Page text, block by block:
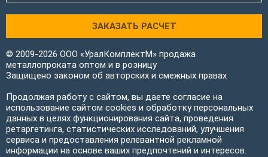
ЗАКАЗАТЬ РАСЧЕТ
© 2009-2026 ООО «УралКомплектМ» продажа
металлопроката оптом и в розницу
Защищено законом об авторских и смежных правах
Продолжая работу с сайтом, вы даете согласие на
использование сайтом cookies и обработку персональных
данных в целях функционирования сайта, проведения
ретаргетинга, статистических исследований, улучшения
сервиса и предоставления релевантной рекламной
информации на основе ваших предпочтений и интересов.